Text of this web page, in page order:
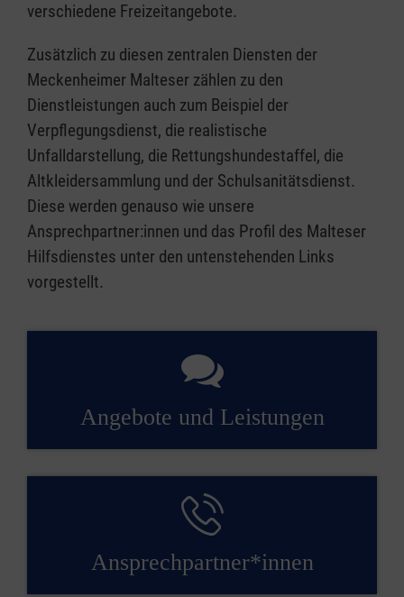
verschiedene Freizeitangebote.
Zusätzlich zu diesen zentralen Diensten der
Meckenheimer Malteser zählen zu den
Dienstleistungen auch zum Beispiel der
Verpflegungsdienst, die realistische
Unfalldarstellung, die Rettungshundestaffel, die
Altkleidersammlung und der Schulsanitätsdienst.
Diese werden genauso wie unsere
Ansprechpartner:innen und das Profil des Malteser
Hilfsdienstes unter den untenstehenden Links
vorgestellt.
Angebote und Leistungen
Ansprech­partner*innen